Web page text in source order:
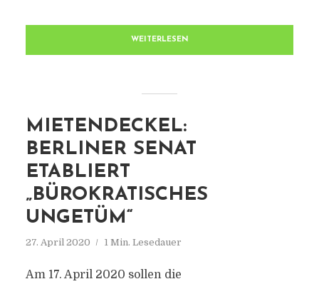
WEITERLESEN
MIETENDECKEL:
BERLINER SENAT
ETABLIERT
„BÜROKRATISCHES
UNGETÜM“
27. April 2020 1 Min. Lesedauer
Am 17. April 2020 sollen die